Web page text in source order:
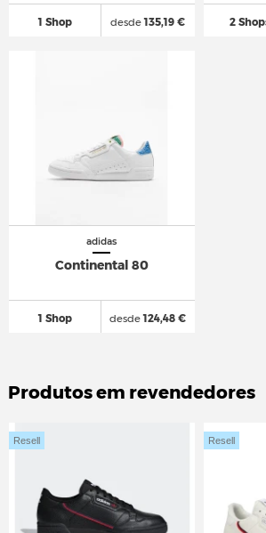
1 Shop desde135,19 € 2
adidas
Continental 80
1 Shop desde124,48 €
Produtos em revendedores
Resell Resell